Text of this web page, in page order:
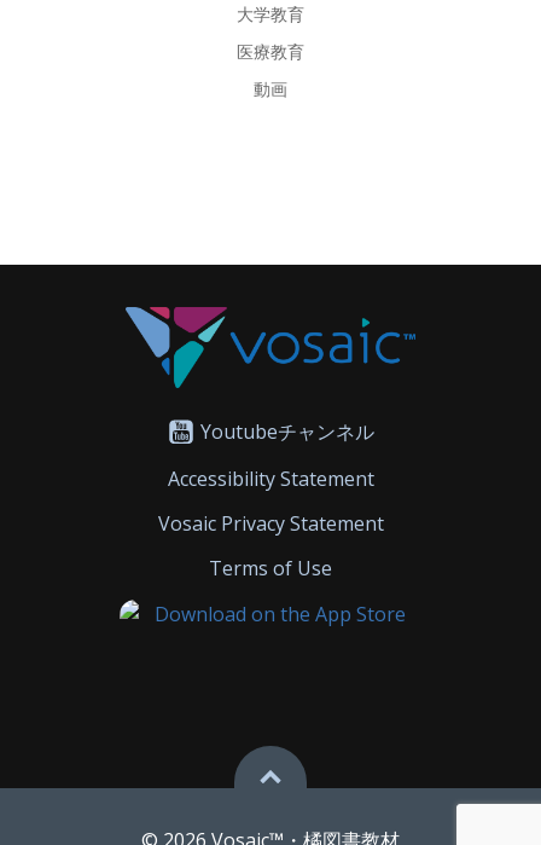
大学教育
医療教育
動画
Youtubeチャンネル
Accessibility Statement
Vosaic Privacy Statement
Terms of Use